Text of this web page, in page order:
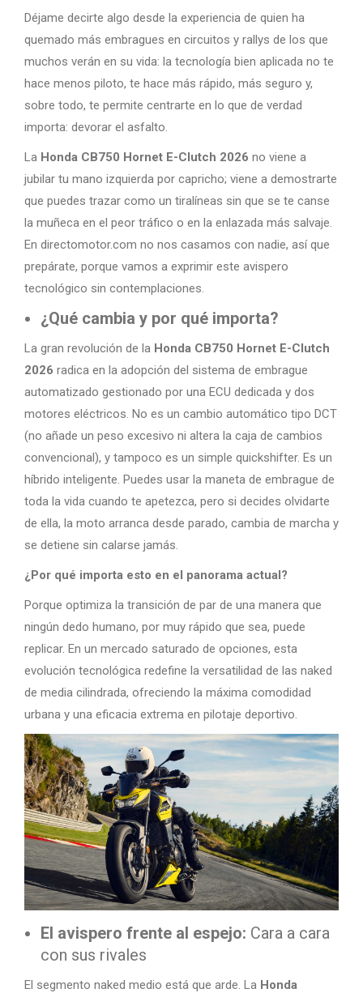
Déjame decirte algo desde la experiencia de quien ha
quemado más embragues en circuitos y rallys de los que
muchos verán en su vida: la tecnología bien aplicada no te
hace menos piloto, te hace más rápido, más seguro y,
sobre todo, te permite centrarte en lo que de verdad
importa: devorar el asfalto.
La Honda CB750 Hornet E-Clutch 2026 no viene a
jubilar tu mano izquierda por capricho; viene a demostrarte
que puedes trazar como un tiralíneas sin que se te canse
la muñeca en el peor tráfico o en la enlazada más salvaje.
En directomotor.com no nos casamos con nadie, así que
prepárate, porque vamos a exprimir este avispero
tecnológico sin contemplaciones.
¿Qué cambia y por qué importa?
La gran revolución de la Honda CB750 Hornet E-Clutch
2026 radica en la adopción del sistema de embrague
automatizado gestionado por una ECU dedicada y dos
motores eléctricos. No es un cambio automático tipo DCT
(no añade un peso excesivo ni altera la caja de cambios
convencional), y tampoco es un simple quickshifter. Es un
híbrido inteligente. Puedes usar la maneta de embrague de
toda la vida cuando te apetezca, pero si decides olvidarte
de ella, la moto arranca desde parado, cambia de marcha y
se detiene sin calarse jamás.
¿Por qué importa esto en el panorama actual?
Porque optimiza la transición de par de una manera que
ningún dedo humano, por muy rápido que sea, puede
replicar. En un mercado saturado de opciones, esta
evolución tecnológica redefine la versatilidad de las naked
de media cilindrada, ofreciendo la máxima comodidad
urbana y una eficacia extrema en pilotaje deportivo.
El avispero frente al espejo: Cara a cara
con sus rivales
El segmento naked medio está que arde. La Honda